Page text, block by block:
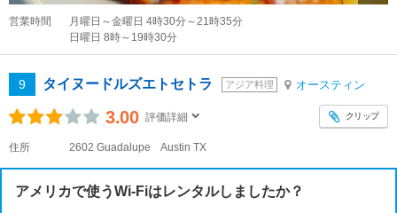
営業時間
月曜日～金曜日 4時30分～21時35分
日曜日 8時～19時30分
9 タイヌードルズエトセトラ アジア料理 オースティン
3.00 評価詳細 クリップ
住所 2602 Guadalupe Austin TX
アメリカで使うWi-Fiはレンタルしましたか？